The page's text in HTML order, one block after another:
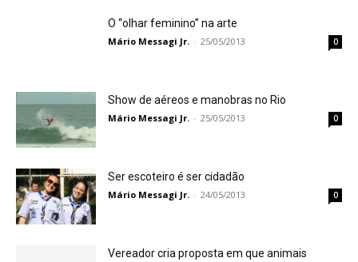
O “olhar feminino” na arte
Mário Messagi Jr. - 25/05/2013 0
Show de aéreos e manobras no Rio
Mário Messagi Jr. - 25/05/2013 0
Ser escoteiro é ser cidadão
Mário Messagi Jr. - 24/05/2013 0
Vereador cria proposta em que animais